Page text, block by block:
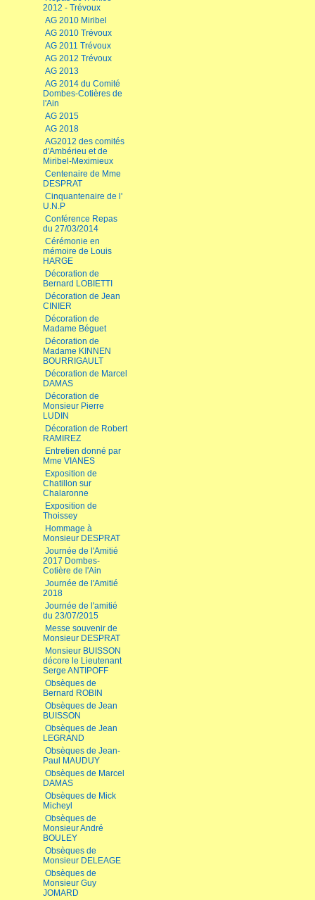
2012 - Trévoux
AG 2010 Miribel
AG 2010 Trévoux
AG 2011 Trévoux
AG 2012 Trévoux
AG 2013
AG 2014 du Comité
Dombes-Cotières de
l'Ain
AG 2015
AG 2018
AG2012 des comités
d'Ambérieu et de
Miribel-Meximieux
Centenaire de Mme
DESPRAT
Cinquantenaire de l'
U.N.P
Conférence Repas
du 27/03/2014
Cérémonie en
mémoire de Louis
HARGE
Décoration de
Bernard LOBIETTI
Décoration de Jean
CINIER
Décoration de
Madame Béguet
Décoration de
Madame KINNEN
BOURRIGAULT
Décoration de Marcel
DAMAS
Décoration de
Monsieur Pierre
LUDIN
Décoration de Robert
RAMIREZ
Entretien donné par
Mme VIANES
Exposition de
Chatillon sur
Chalaronne
Exposition de
Thoissey
Hommage à
Monsieur DESPRAT
Journée de l'Amitié
2017 Dombes-
Cotière de l'Ain
Journée de l'Amitié
2018
Journée de l'amitié
du 23/07/2015
Messe souvenir de
Monsieur DESPRAT
Monsieur BUISSON
décore le Lieutenant
Serge ANTIPOFF
Obsèques de
Bernard ROBIN
Obsèques de Jean
BUISSON
Obsèques de Jean
LEGRAND
Obsèques de Jean-
Paul MAUDUY
Obsèques de Marcel
DAMAS
Obsèques de Mick
Micheyl
Obsèques de
Monsieur André
BOULEY
Obsèques de
Monsieur DELEAGE
Obsèques de
Monsieur Guy
JOMARD